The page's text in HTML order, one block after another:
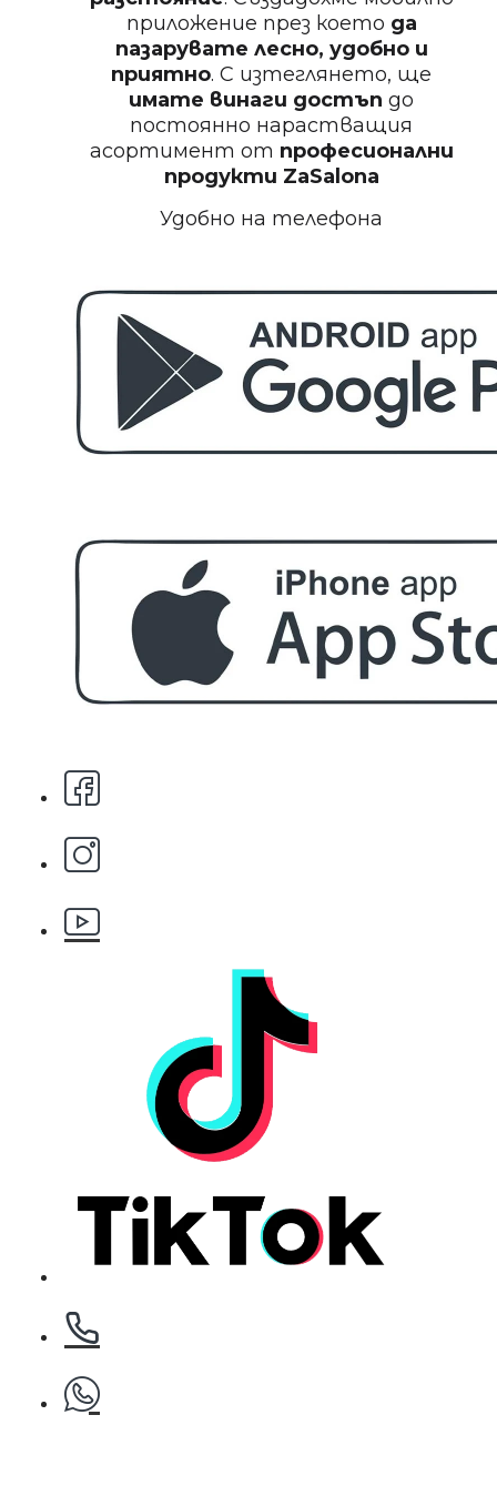
Пила за нокти
БЕЗПЛАТНО
Пила за полиране на нокти
БЕЗПЛАТНО
БЕЗПЛАТНО
За поръчка над € 40.00 (78.23 лв.)
Стипца 20 броя в кибрит
Клипс тип щъркел 1 брой
Клипс тип щъркел 1 брой
приложение през което да
пазарувате лесно, удобно и
приятно. С изтеглянето, ще
имате винаги достъп до
постоянно нарастващия
асортимент от професионални
продукти ZaSalona
Удобно на телефона